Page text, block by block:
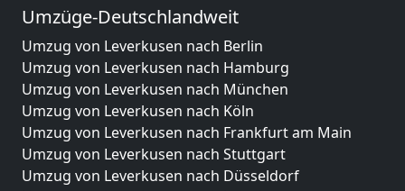
Umzüge-Deutschlandweit
Umzug von Leverkusen nach Berlin
Umzug von Leverkusen nach Hamburg
Umzug von Leverkusen nach München
Umzug von Leverkusen nach Köln
Umzug von Leverkusen nach Frankfurt am Main
Umzug von Leverkusen nach Stuttgart
Umzug von Leverkusen nach Düsseldorf